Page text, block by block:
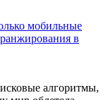
мобильные
в
алгоритмы,